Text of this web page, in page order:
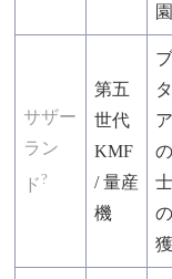
園
サザー
ラン
ド?
第五
世代
KMF
/ 量産
機